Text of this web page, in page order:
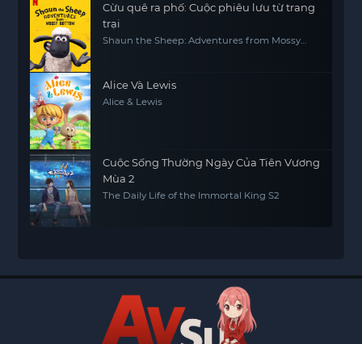
Cừu quê ra phố: Cuộc phiêu lưu từ trang
trại
Shaun the Sheep: Adventures from Mossy
Alice Và Lewis
Alice & Lewis
Cuộc Sống Thường Ngày Của Tiên Vương
Mùa 2
The Daily Life of the Immortal King S2